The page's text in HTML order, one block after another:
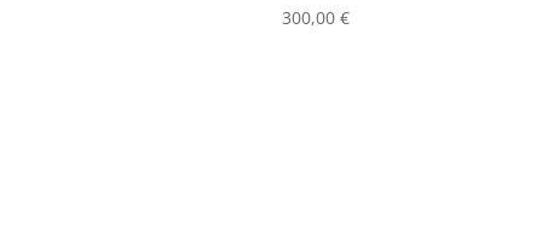
300,00 €